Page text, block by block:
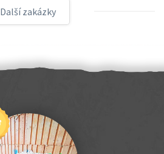
Další zakázky